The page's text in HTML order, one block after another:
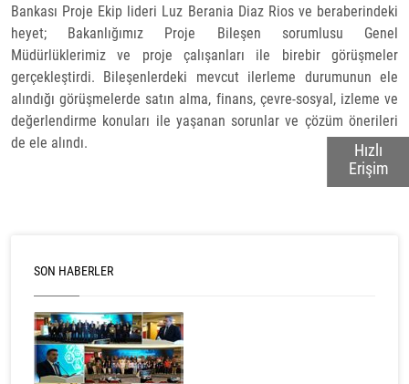
Hızlı
Erişim
Bankası Proje Ekip lideri Luz Berania Diaz Rios ve beraberindeki
heyet; Bakanlığımız Proje Bileşen sorumlusu Genel
Müdürlüklerimiz ve proje çalışanları ile birebir görüşmeler
gerçekleştirdi. Bileşenlerdeki mevcut ilerleme durumunun ele
alındığı görüşmelerde satın alma, finans, çevre-sosyal, izleme ve
değerlendirme konuları ile yaşanan sorunlar ve çözüm önerileri
de ele alındı.
SON HABERLER